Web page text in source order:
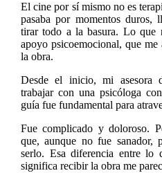
El cine por sí mismo no es
pasaba por momentos duros,
tirar todo a la basura. Lo que
apoyo psicoemocional, que
la obra.
Desde el inicio, mi asesora
trabajar con una psicóloga
guía fue fundamental para
Fue complicado y doloroso.
que, aunque no fue sanador,
serlo. Esa diferencia entre
significa recibir la obra me